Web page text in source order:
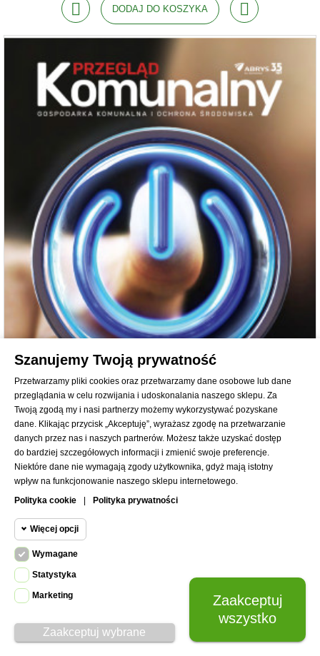
DODAJ DO KOSZYKA
e-wydanie Przegląd Komunalny 03/2024
Szanujemy Twoją prywatność
Przetwarzamy pliki cookies oraz przetwarzamy dane osobowe lub dane
przeglądania w celu rozwijania i udoskonalania naszego sklepu. Za
Twoją zgodą my i nasi partnerzy możemy wykorzystywać pozyskane
dane. Klikając przycisk „Akceptuję”, wyrażasz zgodę na przetwarzanie
danych przez nas i naszych partnerów. Możesz także uzyskać dostęp
do bardziej szczegółowych informacji i zmienić swoje preferencje.
Niektóre dane nie wymagają zgody użytkownika, gdyż mają istotny
wpływ na funkcjonowanie naszego sklepu internetowego.
Polityka cookie
Polityka prywatności
Więcej opcji
Wymagane
Wymagane pliki cookie oraz cookie
HttpOnly. Pliki cookie wymagane do
przeglądania witryny i korzystania z jej
podstawowych funkcji. Te pliki cookie
Cookie
Cookie
Wymagane
Statystyka
Marketing
Zaakceptuj wybrane
Zaakceptuj
wszystko